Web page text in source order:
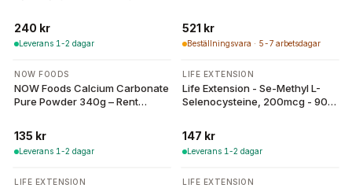
240 kr
Leverans 1-2 dagar
521 kr
Beställningsvara · 5-7 arbetsdagar
NOW FOODS
NOW Foods Calcium Carbonate
Pure Powder 340g – Rent
135 kr
Leverans 1-2 dagar
LIFE EXTENSION
Life Extension - Se-Methyl L-
Selenocysteine, 200mcg - 90
147 kr
Leverans 1-2 dagar
-9%
LIFE EXTENSION -20%
LIFE EXTENSION